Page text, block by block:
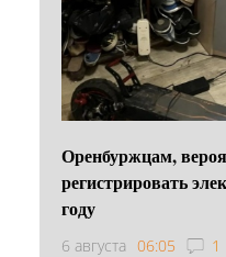
Оренбуржцам,
регистрировать
году
6 августа 06:05 1